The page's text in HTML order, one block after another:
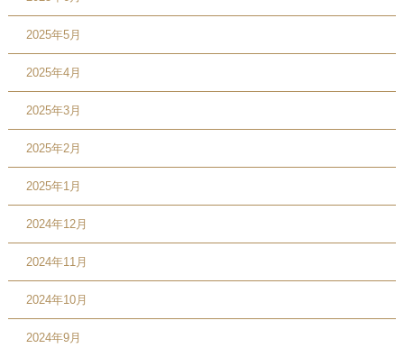
2025年5月
2025年4月
2025年3月
2025年2月
2025年1月
2024年12月
2024年11月
2024年10月
2024年9月